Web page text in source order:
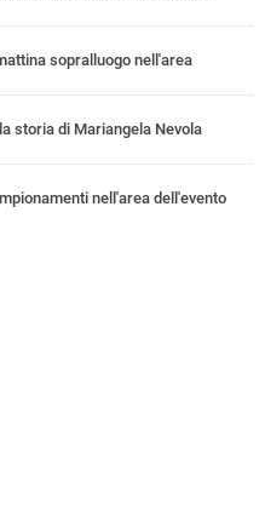
sopralluogo nell'area
storia di Mariangela Nevola
nell'area dell'evento